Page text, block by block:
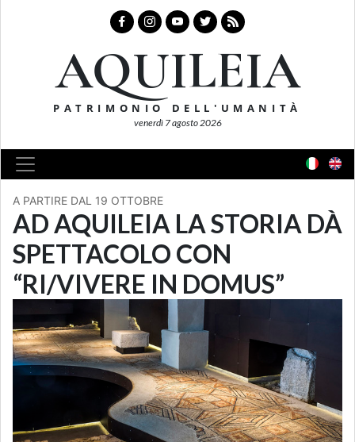
AQUILEIA
PATRIMONIO DELL'UMANITÀ
venerdì 7 agosto 2026
A PARTIRE DAL 19 OTTOBRE
AD AQUILEIA LA STORIA DÀ
SPETTACOLO CON
“RI/VIVERE IN DOMUS”